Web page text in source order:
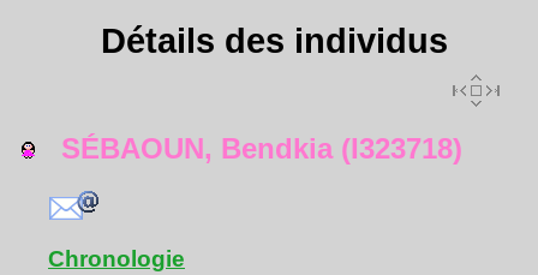
Détails des individus
SÉBAOUN, Bendkia (I323718)
Chronologie